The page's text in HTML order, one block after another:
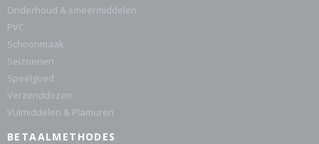
Onderhoud & smeermiddelen
PVC
Schoonmaak
Seizoenen
Speelgoed
Verzenddozen
Vulmiddelen & Plamuren
BETAALMETHODES